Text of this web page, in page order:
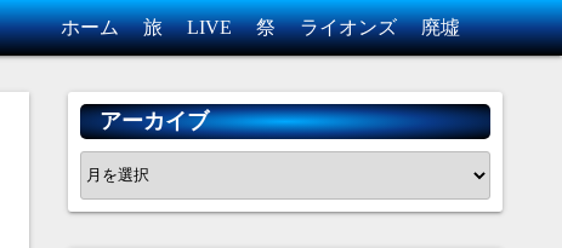
ホーム 旅 LIVE 祭 ライオンズ 廃墟
アーカイブ
ア
ー